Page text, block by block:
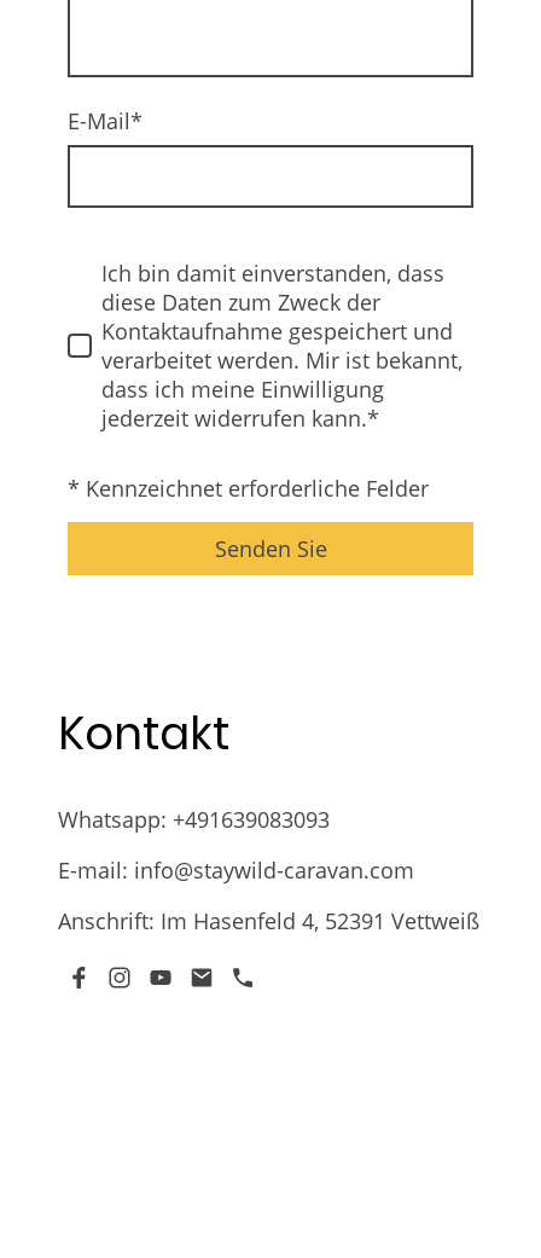
E-Mail*
Ich bin damit einverstanden, dass
diese Daten zum Zweck der
Kontaktaufnahme gespeichert und
verarbeitet werden. Mir ist bekannt,
dass ich meine Einwilligung
jederzeit widerrufen kann.*
* Kennzeichnet erforderliche Felder
Senden Sie
Kontakt
Whatsapp: +491639083093
E-mail: info@staywild-caravan.com
Anschrift: Im Hasenfeld 4, 52391 Vettweiß